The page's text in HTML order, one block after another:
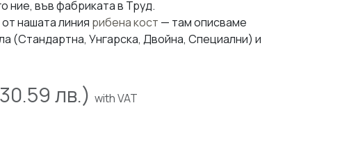
ние, във фабриката в Труд.
нашата линия рибена кост — там описваме
(Стандартна, Унгарска, Двойна, Специални) и
лв.) with VAT